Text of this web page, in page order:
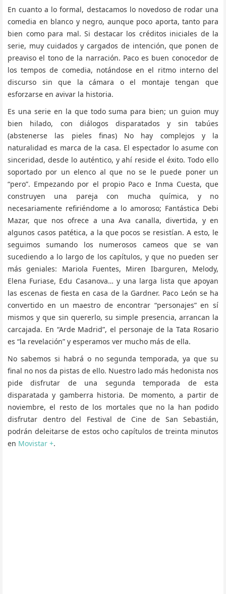
En cuanto a lo formal, destacamos lo novedoso de rodar una
comedia en blanco y negro, aunque poco aporta, tanto para
bien como para mal. Si destacar los créditos iniciales de la
serie, muy cuidados y cargados de intención, que ponen de
preaviso el tono de la narración. Paco es buen conocedor de
los tempos de comedia, notándose en el ritmo interno del
discurso sin que la cámara o el montaje tengan que
esforzarse en avivar la historia.
Es una serie en la que todo suma para bien; un guion muy
bien hilado, con diálogos disparatados y sin tabúes
(abstenerse las pieles finas) No hay complejos y la
naturalidad es marca de la casa. El espectador lo asume con
sinceridad, desde lo auténtico, y ahí reside el éxito. Todo ello
soportado por un elenco al que no se le puede poner un
“pero”. Empezando por el propio Paco e Inma Cuesta, que
construyen una pareja con mucha química, y no
necesariamente refiriéndome a lo amoroso; Fantástica Debi
Mazar, que nos ofrece a una Ava canalla, divertida, y en
algunos casos patética, a la que pocos se resistían. A esto, le
seguimos sumando los numerosos cameos que se van
sucediendo a lo largo de los capítulos, y que no pueden ser
más geniales: Mariola Fuentes, Miren Ibarguren, Melody,
Elena Furiase, Edu Casanova… y una larga lista que apoyan
las escenas de fiesta en casa de la Gardner. Paco León se ha
convertido en un maestro de encontrar “personajes” en sí
mismos y que sin quererlo, su simple presencia, arrancan la
carcajada. En “Arde Madrid”, el personaje de la Tata Rosario
es “la revelación” y esperamos ver mucho más de ella.
No sabemos si habrá o no segunda temporada, ya que su
final no nos da pistas de ello. Nuestro lado más hedonista nos
pide disfrutar de una segunda temporada de esta
disparatada y gamberra historia. De momento, a partir de
noviembre, el resto de los mortales que no la han podido
disfrutar dentro del Festival de Cine de San Sebastián,
podrán deleitarse de estos ocho capítulos de treinta minutos
en Movistar +.